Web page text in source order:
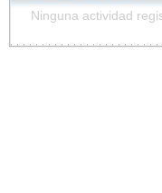
Ninguna actividad